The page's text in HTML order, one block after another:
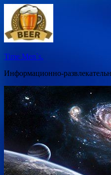
Перейти
содержимому
Time Men`s.
Информационно-